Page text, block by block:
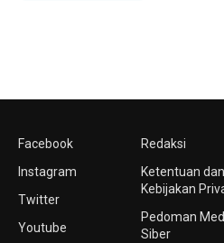
Facebook
Instagram
Twitter
Youtube
Redaksi
Ketentuan dan
Kebijakan
Pedoman
Siber